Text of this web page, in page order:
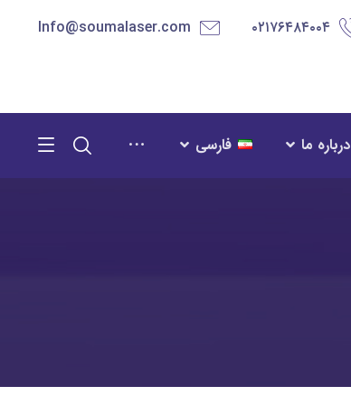
Info@soumalaser.com ۰۲۱۷۶۴۸۴۰۰۴
درباره ما فارسی